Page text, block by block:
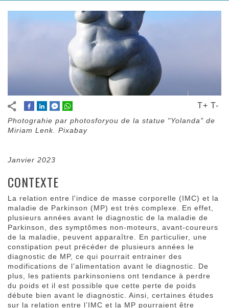
T+ T-
Photograhie par photosforyou de la statue "Yolanda" de
Miriam Lenk. Pixabay
Janvier 2023
CONTEXTE
La relation entre l'indice de masse corporelle (IMC) et la
maladie de Parkinson (MP) est très complexe. En effet,
plusieurs années avant le diagnostic de la maladie de
Parkinson, des symptômes non-moteurs, avant-coureurs
de la maladie, peuvent apparaître. En particulier, une
constipation peut précéder de plusieurs années le
diagnostic de MP, ce qui pourrait entrainer des
modifications de l’alimentation avant le diagnostic. De
plus, les patients parkinsoniens ont tendance à perdre
du poids et il est possible que cette perte de poids
débute bien avant le diagnostic. Ainsi, certaines études
sur la relation entre l’IMC et la MP pourraient être